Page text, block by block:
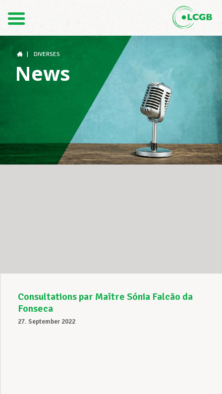
FR
Gewerkschaftsstrukturen
Unterstützung im Arbeitsalltag
Mitglied werden
DIVERSES
News
Consultations par Maître Sónia Falcão da
Fonseca
27. September 2022